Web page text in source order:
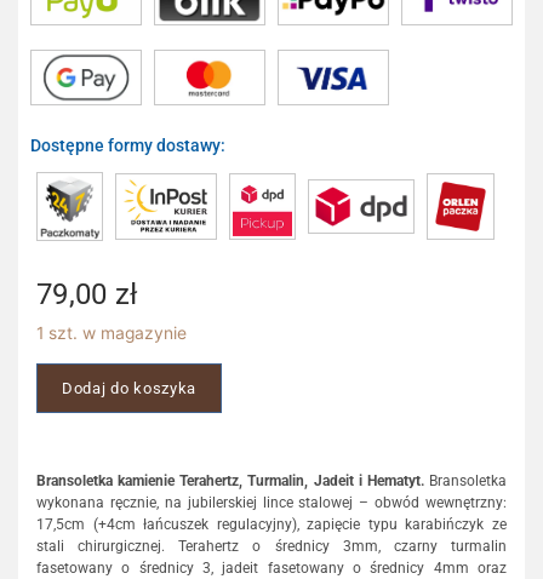
Dostępne formy dostawy:
79,00 zł
1 szt. w magazynie
Dodaj do koszyka
Bransoletka kamienie Terahertz, Turmalin, Jadeit i Hematyt.Bransoletka
wykonana ręcznie, na jubilerskiej lince stalowej – obwód wewnętrzny:
17,5cm (+4cm łańcuszek regulacyjny), zapięcie typu karabińczyk ze
stali chirurgicznej. Terahertz o średnicy 3mm, czarny turmalin
fasetowany o średnicy 3, jadeit fasetowany o średnicy 4mm oraz